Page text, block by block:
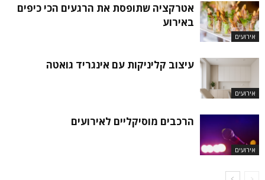
אירועים
אטרקציה שתופסת את הרגעים הכי כיפים
באירוע
אירועים
עיצוב קליניקות עם אינגריד גואטה
אירועים
הרכבים מוסיקליים לאירועים